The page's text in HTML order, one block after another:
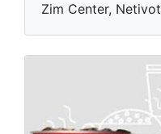
Zim Center, Netivot